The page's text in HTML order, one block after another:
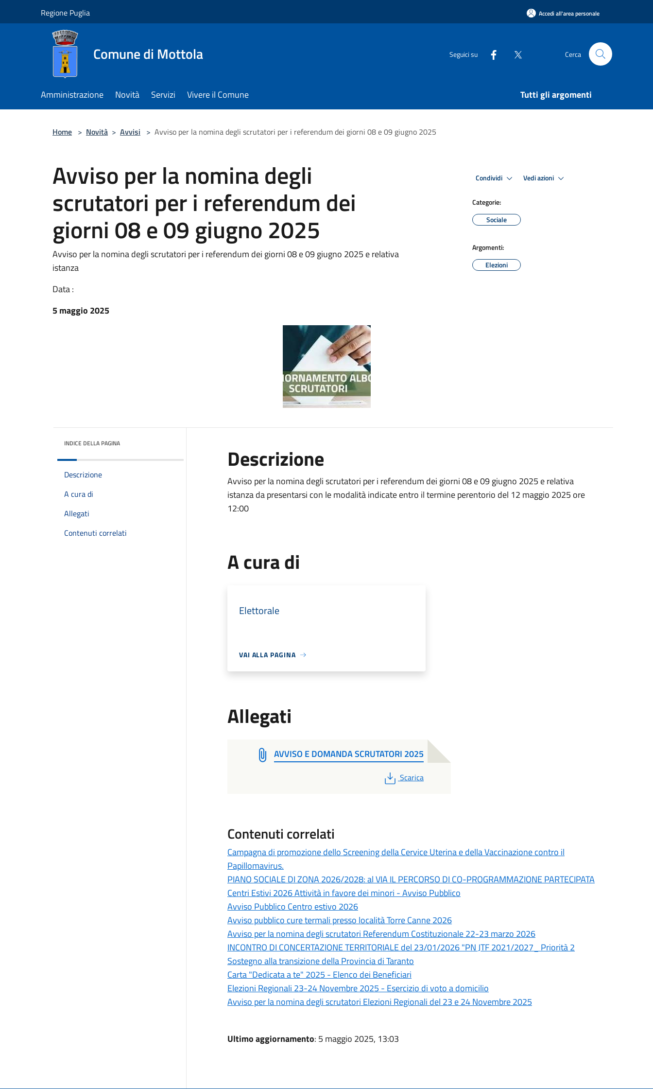
Regione Puglia Accedi all'area personale
Comune di Mottola Seguici su Cerca
Amministrazione Novità Servizi Vivere il Comune Tutti gli argomenti
Home > Novità > Avvisi > Avviso per la nomina degli scrutatori per i referendum dei giorni 08 e 09 giugno 2025
Avviso per la nomina degli
scrutatori per i referendum dei
giorni 08 e 09 giugno 2025
Avviso per la nomina degli scrutatori per i referendum dei giorni 08 e 09 giugno 2025 e relativa
istanza
Data :
5 maggio 2025
Condividi Vedi azioni
Categorie:
Sociale
Argomenti:
Elezioni
INDICE DELLA PAGINA
Descrizione
A cura di
Allegati
Contenuti correlati
Descrizione
Avviso per la nomina degli scrutatori per i referendum dei giorni 08 e 09 giugno 2025 e relativa
istanza da presentarsi con le modalità indicate entro il termine perentorio del 12 maggio 2025 ore
12:00
A cura di
Elettorale
VAI ALLA PAGINA
Allegati
AVVISO E DOMANDA SCRUTATORI 2025
PDF
Scarica
Contenuti correlati
Campagna di promozione dello Screening della Cervice Uterina e della Vaccinazione contro il
Papillomavirus.
PIANO SOCIALE DI ZONA 2026/2028: al VIA IL PERCORSO DI CO-PROGRAMMAZIONE PARTECIPATA
Centri Estivi 2026 Attività in favore dei minori - Avviso Pubblico
Avviso Pubblico Centro estivo 2026
Avviso pubblico cure termali presso località Torre Canne 2026
Avviso per la nomina degli scrutatori Referendum Costituzionale 22-23 marzo 2026
INCONTRO DI CONCERTAZIONE TERRITORIALE del 23/01/2026 "PN JTF 2021/2027_ Priorità 2
Sostegno alla transizione della Provincia di Taranto
Carta "Dedicata a te" 2025 - Elenco dei Beneficiari
Elezioni Regionali 23-24 Novembre 2025 - Esercizio di voto a domicilio
Avviso per la nomina degli scrutatori Elezioni Regionali del 23 e 24 Novembre 2025
Ultimo aggiornamento: 5 maggio 2025, 13:03